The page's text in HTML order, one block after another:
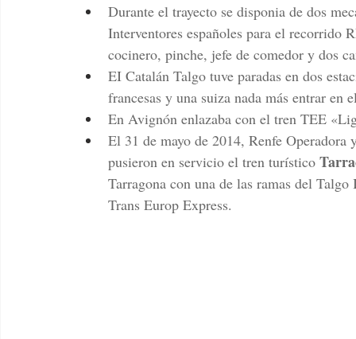
Durante el trayecto se disponia de dos
Interventores españoles para el recorrido
cocinero, pinche, jefe de comedor y dos
EI Catalán Talgo tuve paradas en dos
francesas y una suiza nada más entrar en
En Avignón enlazaba con el tren TEE
El 31 de mayo de 2014, Renfe
pusieron en servicio el tren turístico
Tarragona con una de las ramas del
Trans Europ Express.